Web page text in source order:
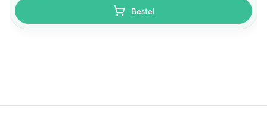
Bestel